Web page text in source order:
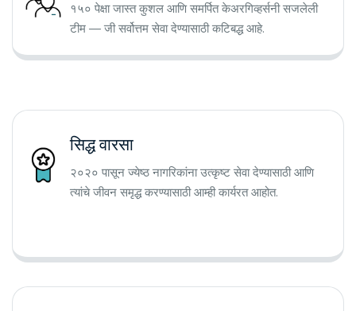
१५० पेक्षा जास्त कुशल आणि समर्पित केअरगिव्हर्सनी सजलेली
टीम — जी सर्वोत्तम सेवा देण्यासाठी कटिबद्ध आहे.
सिद्ध वारसा
२०२० पासून ज्येष्ठ नागरिकांना उत्कृष्ट सेवा देण्यासाठी आणि
त्यांचे जीवन समृद्ध करण्यासाठी आम्ही कार्यरत आहोत.